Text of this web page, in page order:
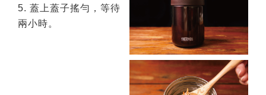
5. 蓋上蓋子搖勻，等待
兩小時。